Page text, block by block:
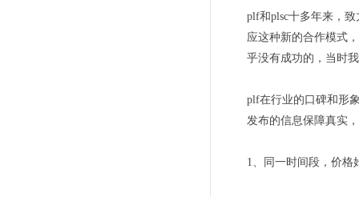
plf和plsc十多年来，
应这种新的合作模式
乎没有成功的，当时
plf在行业的口碑和形
发布的信息保障真实
1、同一时间段，价格